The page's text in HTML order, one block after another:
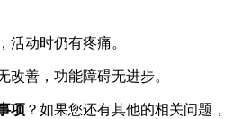
动时仍有疼痛。
善，功能障碍无进步。
项 ？如果您还有其他的相关问题，